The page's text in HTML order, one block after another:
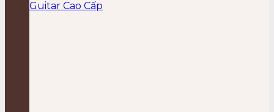
Guitar Cao Cấp